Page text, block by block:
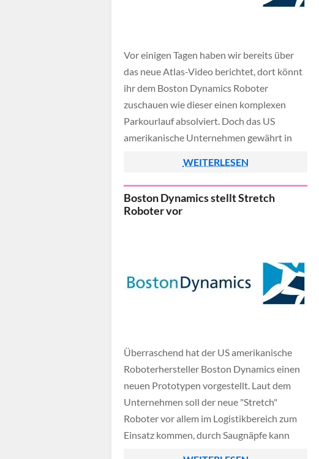
Vor einigen Tagen haben wir bereits über
das neue Atlas-Video berichtet, dort könnt
ihr dem Boston Dynamics Roboter
zuschauen wie dieser einen komplexen
Parkourlauf absolviert. Doch das US
amerikanische Unternehmen gewährt in
hinter die Kulissen, dort werden auch einige
Fehlversuche präsentiert - der Atlas-
Roboter ist also längst noch […]
WEITERLESEN
Boston Dynamics stellt Stretch
Roboter vor
Überraschend hat der US amerikanische
Roboterhersteller Boston Dynamics einen
neuen Prototypen vorgestellt. Laut dem
Unternehmen soll der neue "Stretch"
Roboter vor allem im Logistikbereich zum
Einsatz kommen, durch Saugnäpfe kann